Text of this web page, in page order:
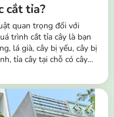
cắt tỉa?
quan trọng đối với
trình cắt tỉa cây là bạn
lá già, cây bị yếu, cây bị
tỉa cây tại chỗ có cây
thích sinh